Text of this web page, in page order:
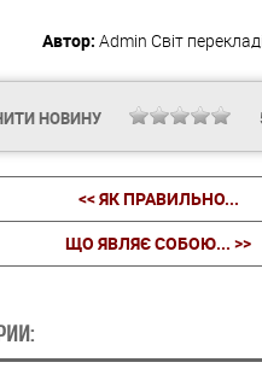
Автор: Admin Світ
НОВИНУ
<< ЯК ПРАВИЛЬНО...
ЩО ЯВЛЯЄ СОБОЮ... >>